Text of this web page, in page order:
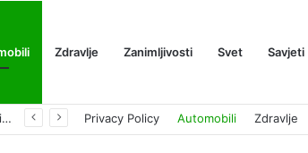
Zdravlje Zanimljivosti Svet Savjeti
Prognoza cene XRP-a za avgust 2026: Može li da dostigne 1,50 dolara? ￼ Privacy Policy Automobili Zdravlje